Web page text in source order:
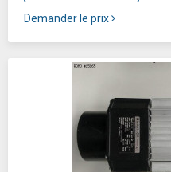
Demander le prix